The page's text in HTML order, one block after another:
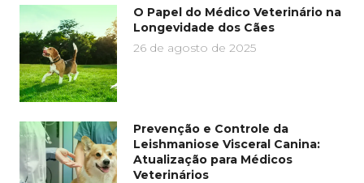
O Papel do Médico Veterinário na
Longevidade dos Cães
26 de agosto de 2025
Prevenção e Controle da
Leishmaniose Visceral Canina:
Atualização para Médicos
Veterinários